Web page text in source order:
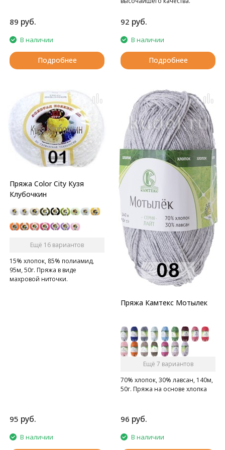
89 руб.
В наличии
Подробнее
92 руб.
В наличии
Подробнее
Пряжа Color City Кузя
Клубочкин
Ещё 16 вариантов
15% хлопок, 85% полиамид,
95м, 50г. Пряжа в виде
махровой ниточки.
95 руб.
В наличии
Пряжа Камтекс Мотылек
Ещё 7 вариантов
70% хлопок, 30% лавсан, 140м,
50г. Пряжа на основе хлопка
96 руб.
В наличии